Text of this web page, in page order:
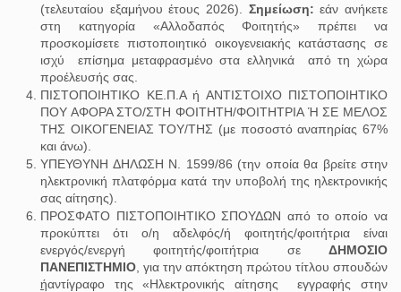
(τελευταίου εξαμήνου έτους 2026). Σημείωση:εάν ανήκετε
στη κατηγορία «Αλλοδαπός Φοιτητής» πρέπει να
προσκομίσετε πιστοποιητικό οικογενειακής κατάστασης σε
ισχύ επίσημα μεταφρασμένο στα ελληνικά από τη χώρα
προέλευσής σας.
ΠΙΣΤΟΠΟΙΗΤΙΚΟ ΚΕ.Π.Α ή ΑΝΤΙΣΤΟΙΧΟ ΠΙΣΤΟΠΟΙΗΤΙΚΟ
ΠΟΥ ΑΦΟΡΑ ΣΤΟ/ΣΤΗ ΦΟΙΤΗΤΗ/ΦΟΙΤΗΤΡΙΑ Ή ΣΕ ΜΕΛΟΣ
ΤΗΣ ΟΙΚΟΓΕΝΕΙΑΣ ΤΟΥ/ΤΗΣ (με ποσοστό αναπηρίας 67%
και άνω).
ΥΠΕΥΘΥΝΗ ΔΗΛΩΣΗ Ν. 1599/86 (την οποία θα βρείτε στην
ηλεκτρονική πλατφόρμα κατά την υποβολή της ηλεκτρονικής
σας αίτησης).
ΠΡΟΣΦΑΤΟ ΠΙΣΤΟΠΟΙΗΤΙΚΟ ΣΠΟΥΔΩΝ από το οποίο να
προκύπτει ότι ο/η αδελφός/ή φοιτητής/φοιτήτρια είναι
ενεργός/ενεργή φοιτητής/φοιτήτρια σε ΔΗΜΟΣΙΟ
ΠΑΝΕΠΙΣΤΗΜΙΟ , για την απόκτηση πρώτου τίτλου σπουδών
ήαντίγραφο της «Ηλεκτρονικής αίτησης εγγραφής στην